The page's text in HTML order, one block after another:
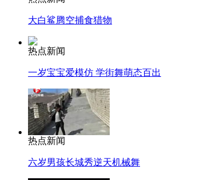
大白鲨腾空捕食猎物
热点新闻
一岁宝宝爱模仿 学街舞萌态百出
热点新闻
六岁男孩长城秀逆天机械舞